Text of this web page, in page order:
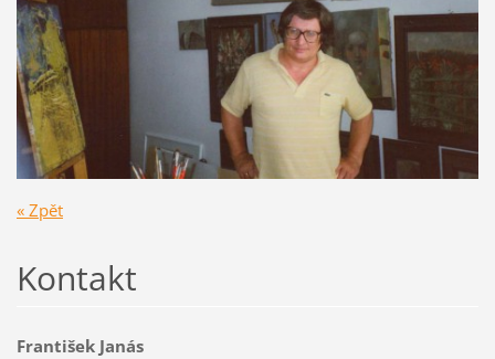
« Zpět
Kontakt
František Janás